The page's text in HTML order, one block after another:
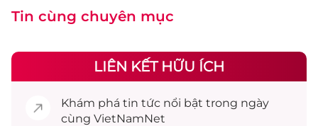
Tin cùng chuyên mục
LIÊN KẾT HỮU ÍCH
Khám phá tin tức nổi bật trong ngày
cùng VietNamNet